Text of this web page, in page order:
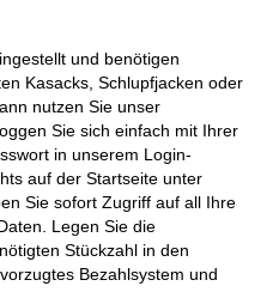
und benötigen
Kasacks, Schlupfjacken oder
nutzen Sie unser
Sie sich einfach mit Ihrer
in unserem Login-
auf der Startseite unter
Sie sofort Zugriff auf all Ihre
Legen Sie die
Stückzahl in den
Bezahlsystem und